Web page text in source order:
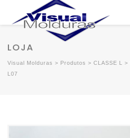
LOJA
Visual Molduras > Produtos > CLASSE L >
L07